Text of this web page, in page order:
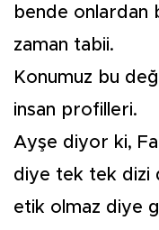
bende onlardan
zaman tabii.
Konumuz bu
insan profilleri.
Ayşe diyor ki,
diye tek tek dizi
etik olmaz diye